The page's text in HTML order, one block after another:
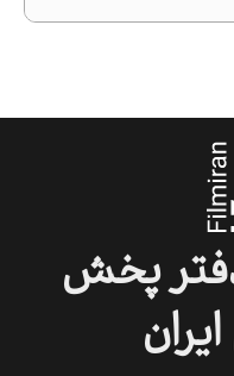
پخش
ایران